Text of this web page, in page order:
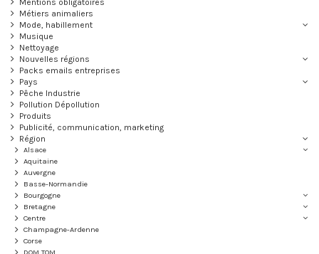
Métiers animaliers
Mode, habillement
Musique
Nettoyage
Nouvelles régions
Packs emails entreprises
Pays
Pêche Industrie
Pollution Dépollution
Produits
Publicité, communication, marketing
Région
Alsace
Aquitaine
Auvergne
Basse-Normandie
Bourgogne
Bretagne
Centre
Champagne-Ardenne
Corse
DOM TOM